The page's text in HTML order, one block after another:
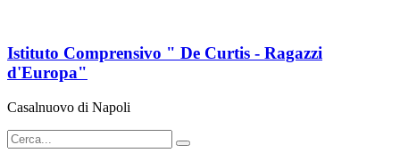
Istituto Comprensivo " De Curtis - Ragazzi
d'Europa"
Casalnuovo di Napoli